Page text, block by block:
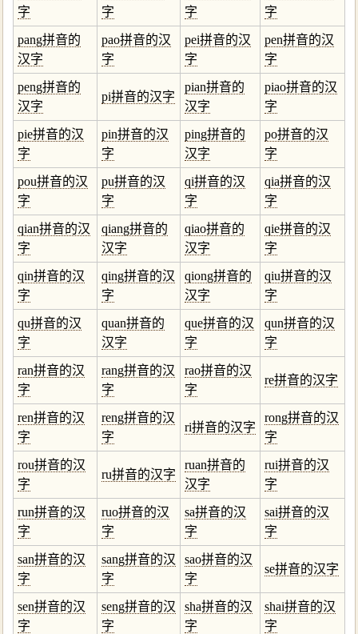
字
字
字
字
pang拼音的
汉字
pao拼音的汉
字
pei拼音的汉
字
pen拼音的汉
字
peng拼音的
汉字
pi拼音的汉字
pian拼音的
汉字
piao拼音的汉
字
pie拼音的汉
字
pin拼音的汉
字
ping拼音的
汉字
po拼音的汉
字
pou拼音的汉
字
pu拼音的汉
字
qi拼音的汉
字
qia拼音的汉
字
qian拼音的汉
字
qiang拼音的
汉字
qiao拼音的
汉字
qie拼音的汉
字
qin拼音的汉
字
qing拼音的汉
字
qiong拼音的
汉字
qiu拼音的汉
字
qu拼音的汉
字
quan拼音的
汉字
que拼音的汉
字
qun拼音的汉
字
ran拼音的汉
字
rang拼音的汉
字
rao拼音的汉
字
re拼音的汉字
ren拼音的汉
字
reng拼音的汉
字
ri拼音的汉字
rong拼音的汉
字
rou拼音的汉
字
ru拼音的汉字
ruan拼音的
汉字
rui拼音的汉
字
run拼音的汉
字
ruo拼音的汉
字
sa拼音的汉
字
sai拼音的汉
字
san拼音的汉
字
sang拼音的汉
字
sao拼音的汉
字
se拼音的汉字
sen拼音的汉
字
seng拼音的汉
字
sha拼音的汉
字
shai拼音的汉
字